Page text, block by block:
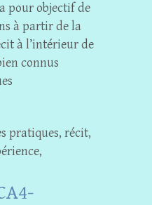
pour objectif de
à partir de la
à l’intérieur de
connus
pratiques, récit,